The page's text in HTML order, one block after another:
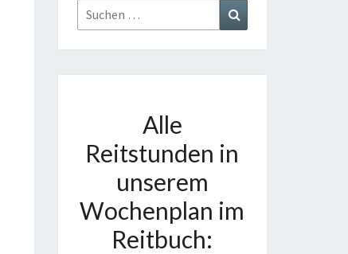
Suchen
nach:
Alle
Reitstunden in
unserem
Wochenplan im
Reitbuch: